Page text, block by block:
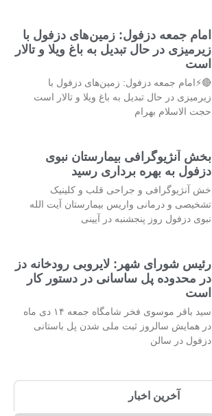
امام جمعه دزفول: زمین‌های دزفول با
زیرمیزی در حال تبدیل به باغ ویلا و تالار
است
🔴⚡امام جمعه دزفول: زمین‌های دزفول با
زیرمیزی در حال تبدیل به باغ ویلا و تالار است
حجت الاسلام بهرام
بخش آنژیوگرافی بیمارستان نبوی
دزفول به بهره برداری رسید
خش آنژیوگرافی و جراحی قلب و کلینیک
تشخیصی و درمانی واریس بیمارستان آیت الله
نبوی دزفول روز پنجشنبه در آیینی
رئیس شورای شهر: لایروبی رودخانه دز
در محدوده پل ساسانی در دستور کار
است
سید باقر موسوی فخر شامگاه جمعه ۱۴ دی ماه
در همایش سالروز ثبت ملی شدن پل باستانی
دزفول در سالن
آخرین اخبار